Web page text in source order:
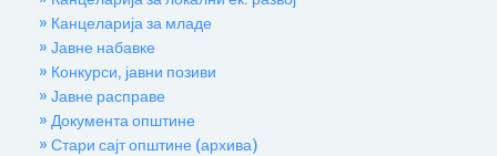
» Канцеларија за младе
» Јавне набавке
» Конкурси, јавни позиви
» Јавне расправе
» Документа општине
» Стари сајт општине (архива)